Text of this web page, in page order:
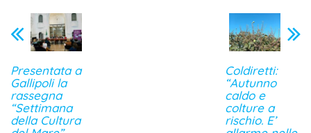
Presentata a
Gallipoli la
rassegna
“Settimana
della Cultura
Coldiretti:
“Autunno
caldo e
colture a
rischio. E’